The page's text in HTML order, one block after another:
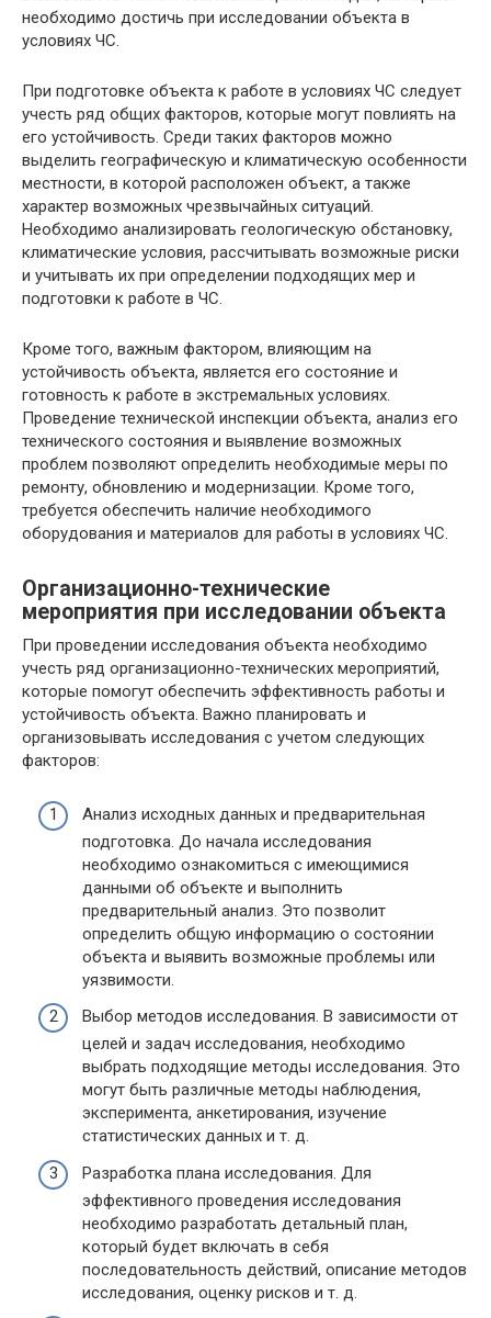
необходимо достичь при исследовании объекта в
условиях ЧС.
При подготовке объекта к работе в условиях ЧС следует
учесть ряд общих факторов, которые могут повлиять на
его устойчивость. Среди таких факторов можно
выделить географическую и климатическую особенности
местности, в которой расположен объект, а также
характер возможных чрезвычайных ситуаций.
Необходимо анализировать геологическую обстановку,
климатические условия, рассчитывать возможные риски
и учитывать их при определении подходящих мер и
подготовки к работе в ЧС.
Кроме того, важным фактором, влияющим на
устойчивость объекта, является его состояние и
готовность к работе в экстремальных условиях.
Проведение технической инспекции объекта, анализ его
технического состояния и выявление возможных
проблем позволяют определить необходимые меры по
ремонту, обновлению и модернизации. Кроме того,
требуется обеспечить наличие необходимого
оборудования и материалов для работы в условиях ЧС.
Организационно-технические
мероприятия при исследовании объекта
При проведении исследования объекта необходимо
учесть ряд организационно-технических мероприятий,
которые помогут обеспечить эффективность работы и
устойчивость объекта. Важно планировать и
организовывать исследования с учетом следующих
факторов:
Анализ исходных данных и предварительная
подготовка. До начала исследования
необходимо ознакомиться с имеющимися
данными об объекте и выполнить
предварительный анализ. Это позволит
определить общую информацию о состоянии
объекта и выявить возможные проблемы или
уязвимости.
Выбор методов исследования. В зависимости от
целей и задач исследования, необходимо
выбрать подходящие методы исследования. Это
могут быть различные методы наблюдения,
эксперимента, анкетирования, изучение
статистических данных и т. д.
Разработка плана исследования. Для
эффективного проведения исследования
необходимо разработать детальный план,
который будет включать в себя
последовательность действий, описание методов
исследования, оценку рисков и т. д.